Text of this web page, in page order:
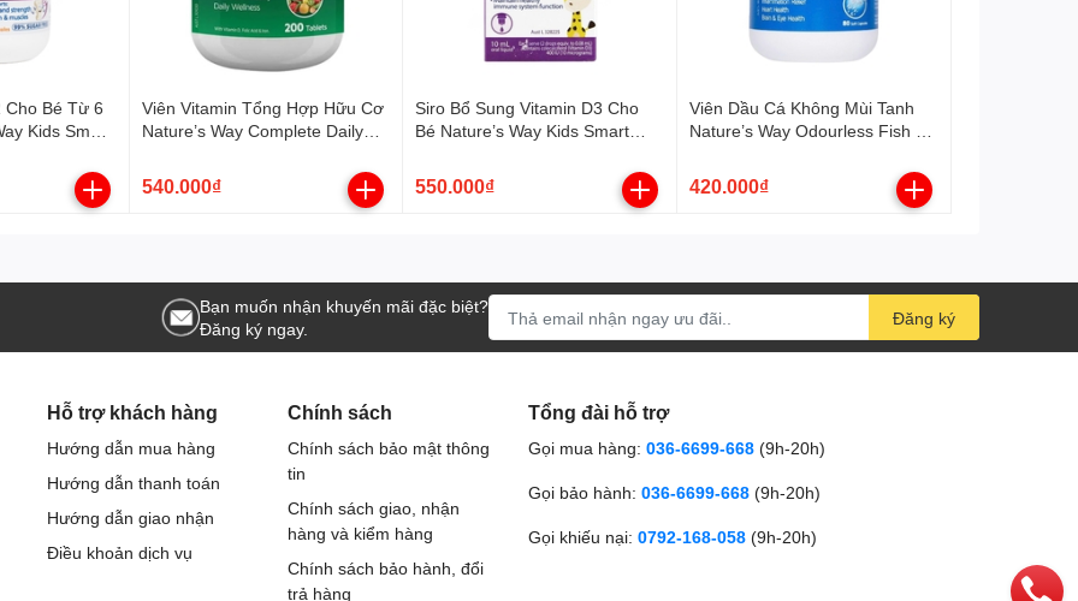
Cho Bé Từ 6
Kids Smart
Zinc (30
Viên Vitamin Tổng Hợp Hữu Cơ
Nature’s Way Complete Daily
Kháng
540.000₫
Siro Bổ Sung Vitamin D3 Cho
Bé Nature’s Way Kids Smart
550.000₫
Viên Dầu Cá Không Mùi Tanh
Nature’s Way Odourless Fish Oil
420.000₫
Bạn muốn nhận khuyến mãi đặc biệt?
Đăng ký ngay.
Đăng ký
Hỗ trợ khách hàng
Hướng dẫn mua hàng
Hướng dẫn thanh toán
Hướng dẫn giao nhận
Điều khoản dịch vụ
Chính sách
Chính sách bảo mật thông
tin
Chính sách giao, nhận
hàng và kiểm hàng
Chính sách bảo hành, đổi
trả hàng
Tổng đài hỗ trợ
Gọi mua hàng: 036-6699-668 (9h-20h)
Gọi bảo hành: 036-6699-668 (9h-20h)
Gọi khiếu nại: 0792-168-058 (9h-20h)